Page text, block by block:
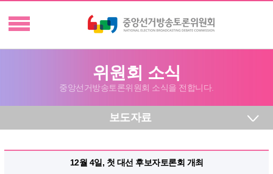
위원회 소식
중앙선거방송토론위원회 소식을 전합니다.
보도자료
12월 4일, 첫 대선 후보자토론회 개최